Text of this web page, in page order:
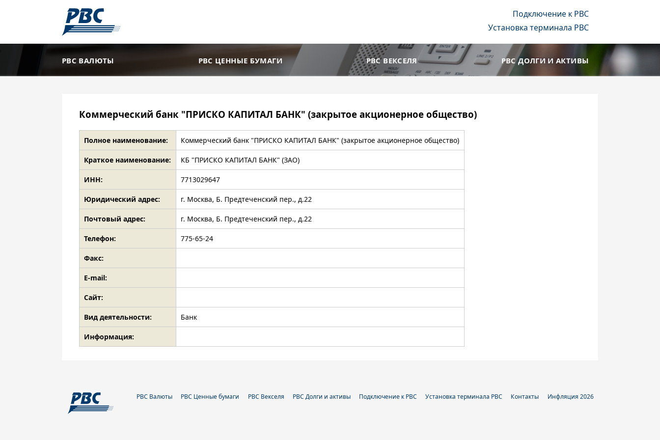
Подключение к РВС
Установка терминала РВС
РВС ВАЛЮТЫ РВС ЦЕННЫЕ БУМАГИ РВС ВЕКСЕЛЯ РВС ДОЛГИ И АКТИВЫ
Коммерческий банк "ПРИСКО КАПИТАЛ БАНК" (закрытое акционерное общество)
Полное наименование: Коммерческий банк "ПРИСКО КАПИТАЛ БАНК" (закрытое акционерное общество)
Краткое наименование: КБ "ПРИСКО КАПИТАЛ БАНК" (ЗАО)
ИНН: 7713029647
Юридический адрес: г. Москва, Б. Предтеченский пер., д.22
Почтовый адрес: г. Москва, Б. Предтеченский пер., д.22
Телефон: 775-65-24
Факс:
E-mail:
Сайт:
Вид деятельности: Банк
Информация:
РВС Валюты РВС Ценные бумаги РВС Векселя РВС Долги и активы Подключение к РВС Установка терминала РВС Контакты Инфляция 2026